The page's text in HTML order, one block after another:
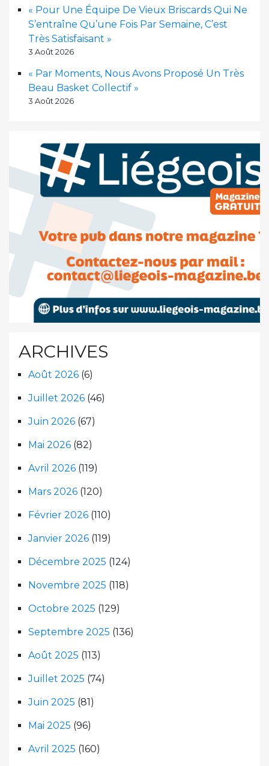
« Pour Une Équipe De Vieux Briscards Qui Ne
S’entraîne Qu’une Fois Par Semaine, C’est
Très Satisfaisant »
3 Août 2026
« Par Moments, Nous Avons Proposé Un Très
Beau Basket Collectif »
3 Août 2026
ARCHIVES
Août 2026 (6)
Juillet 2026 (46)
Juin 2026 (67)
Mai 2026 (82)
Avril 2026 (119)
Mars 2026 (120)
Février 2026 (110)
Janvier 2026 (119)
Décembre 2025 (124)
Novembre 2025 (118)
Octobre 2025 (129)
Septembre 2025 (136)
Août 2025 (113)
Juillet 2025 (74)
Juin 2025 (81)
Mai 2025 (96)
Avril 2025 (160)